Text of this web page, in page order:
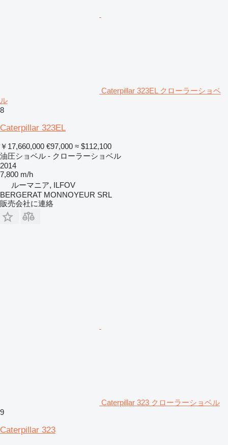
Caterpillar 323EL クローラーショベ
ル
8
Caterpillar 323EL
￥17,660,000 €97,000 ≈ $112,100
油圧ショベル - クローラーショベル
2014
7,800 m/h
ルーマニア, ILFOV
BERGERAT MONNOYEUR SRL
販売会社に連絡
Caterpillar 323 クローラーショベル
9
Caterpillar 323